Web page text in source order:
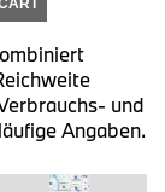
und
Angaben.